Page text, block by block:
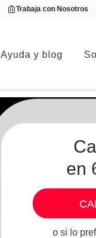
Trabaja con Nosotros
Ayuda y blog
en
o si lo